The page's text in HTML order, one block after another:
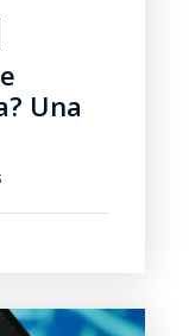
Una